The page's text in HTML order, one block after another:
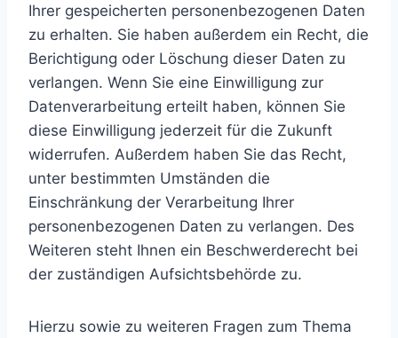
Ihrer gespeicherten personenbezogenen Daten
zu erhalten. Sie haben außerdem ein Recht, die
Berichtigung oder Löschung dieser Daten zu
verlangen. Wenn Sie eine Einwilligung zur
Datenverarbeitung erteilt haben, können Sie
diese Einwilligung jederzeit für die Zukunft
widerrufen. Außerdem haben Sie das Recht,
unter bestimmten Umständen die
Einschränkung der Verarbeitung Ihrer
personenbezogenen Daten zu verlangen. Des
Weiteren steht Ihnen ein Beschwerderecht bei
der zuständigen Aufsichtsbehörde zu.
Hierzu sowie zu weiteren Fragen zum Thema